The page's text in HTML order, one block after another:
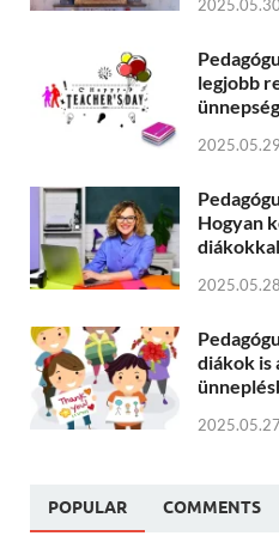
legjobb
Hogyan
diákok is
POPULAR COMMENTS